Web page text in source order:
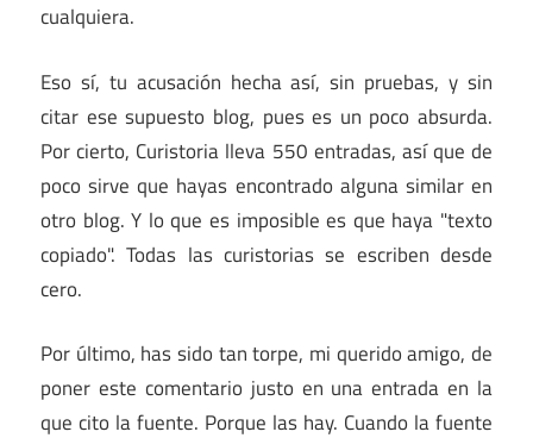
cualquiera.
Eso sí, tu acusación hecha así, sin pruebas, y sin
citar ese supuesto blog, pues es un poco absurda.
Por cierto, Curistoria lleva 550 entradas, así que de
poco sirve que hayas encontrado alguna similar en
otro blog. Y lo que es imposible es que haya "texto
copiado". Todas las curistorias se escriben desde
cero.
Por último, has sido tan torpe, mi querido amigo, de
poner este comentario justo en una entrada en la
que cito la fuente. Porque las hay. Cuando la fuente